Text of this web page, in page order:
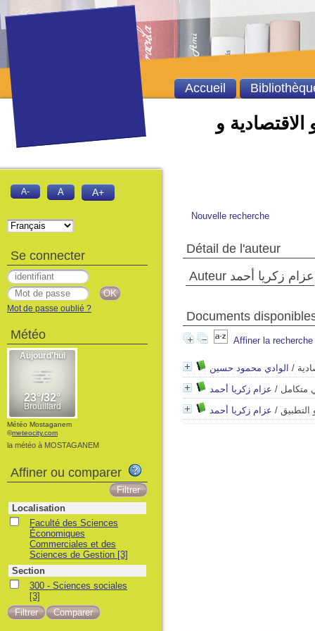
الاقتصادية و
Nouvelle recherche
Détail de l'auteur
Auteur عزام زكريا أحمد
Documents
Affiner la recherche
/ الوادي محمود حسين
متكامل / عزام زكريا أحمد
التطبيق / عزام زكريا أحمد
Accueil
A- A A+
Se connecter
Mot de passe oublié ?
Météo
Météo Mostaganem
©meteocity.com
la météo à MOSTAGANEM
Affiner ou comparer
Localisation
Faculté des Sciences
Économiques
Commerciales et des
Sciences de Gestion [3]
Section
300 - Sciences sociales
[3]